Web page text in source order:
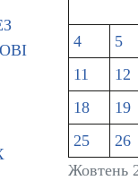
Жовтень
4
5
11
12
18
19
25
26